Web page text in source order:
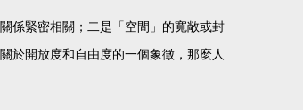
係緊密相關；二是「空間」的寬敞或封
於開放度和自由度的一個象徵，那麼人